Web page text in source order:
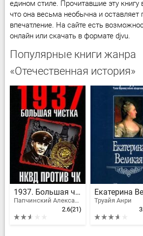
едином стиле. Прочитавшие эту
что она весьма необычна и оставляет
впечатление. На сайте есть
онлайн или скачать в формате djvu.
Популярные книги жанра
«Отечественная история»
1937. Большая чистка. НКВД против ЧК
Папчинский Александр, Тумшис Михаил
2.6(21)
Труайя Анри